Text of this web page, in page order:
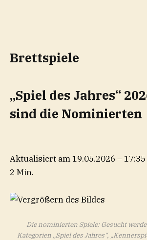
Brettspiele
„Spiel des Jahres“
sind die Nominierten
Aktualisiert am 19.05.2026 –
2 Min.
Die nominierten Spiele: Gesucht
Kategorien „Spiel des Jahres“,